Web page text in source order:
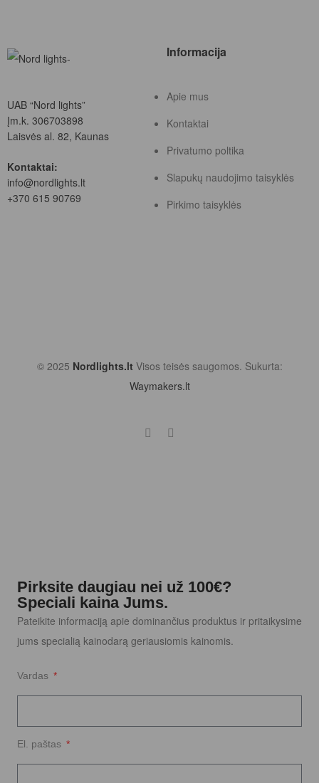
UAB “Nord lights”
Įm.k. 306703898
Laisvės al. 82, Kaunas
Kontaktai:
info@nordlights.lt
+370 615 90769
Informacija
Apie mus
Kontaktai
Privatumo poltika
Slapukų naudojimo taisyklės
Pirkimo taisyklės
© 2025 Nordlights.lt Visos teisės saugomos. Sukurta:
Waymakers.lt
Pirksite daugiau nei už 100€?
Speciali kaina Jums.
Pateikite informaciją apie dominančius produktus ir pritaikysime
jums specialią kainodarą geriausiomis kainomis.
Vardas
El. paštas